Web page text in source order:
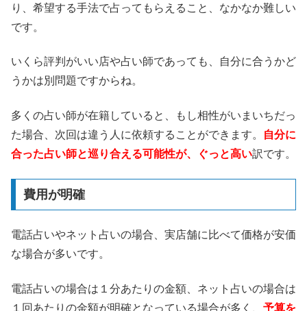
り、希望する手法で占ってもらえること、なかなか難しい
です。
いくら評判がいい店や占い師であっても、自分に合うかど
うかは別問題ですからね。
多くの占い師が在籍していると、もし相性がいまいちだっ
た場合、次回は違う人に依頼することができます。
自分に
合った占い師と巡り合える可能性が、ぐっと高い訳です。
費用が明確
電話占いやネット占いの場合、実店舗に比べて価格が安価
な場合が多いです。
電話占いの場合は１分あたりの金額、ネット占いの場合は
１回あたりの金額が明確となっている場合が多く、 予算を